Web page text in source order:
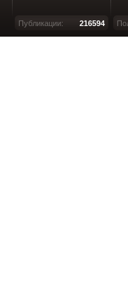
216594
Публикации: